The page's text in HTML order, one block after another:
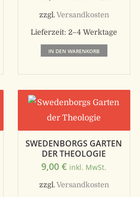
zzgl.Versandkosten
Lieferzeit:2–4 Werktage
IN DEN WARENKORB
SWEDENBORGS GARTEN
DER THEOLOGIE
9,00€ inkl. MwSt.
zzgl.Versandkosten